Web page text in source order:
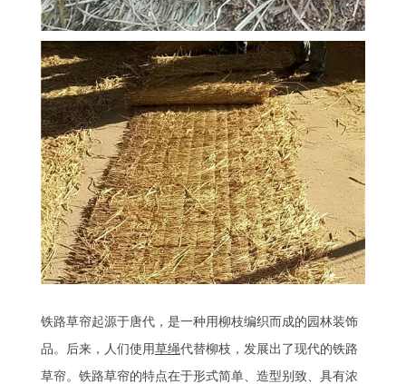
铁路草帘起源于唐代，是一种用柳枝编织而成的园林装饰
品。后来，人们使用草绳代替柳枝，发展出了现代的铁路
草帘。铁路草帘的特点在于形式简单、造型别致、具有浓